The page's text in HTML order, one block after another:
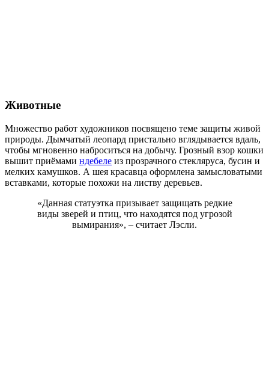
Животные
Множество работ художников посвящено теме защиты живой
природы. Дымчатый леопард пристально вглядывается вдаль,
чтобы мгновенно наброситься на добычу. Грозный взор кошки
вышит приёмами ндебеле из прозрачного стекляруса, бусин и
мелких камушков. А шея красавца оформлена замысловатыми
вставками, которые похожи на листву деревьев.
«Данная статуэтка призывает защищать редкие
виды зверей и птиц, что находятся под угрозой
вымирания», – считает Лэсли.